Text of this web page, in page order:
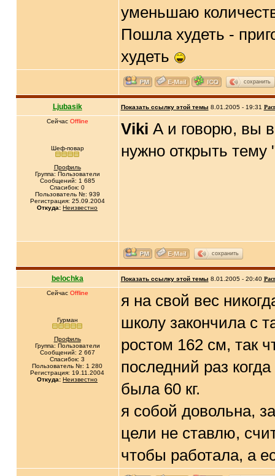
уменьшаю
Пошла худеть -
худеть
сохранить
Ljubasik Показать ссылку этой темы 8.01.2005 - 19:31
Сейчас Offline
Шеф-повар
Профиль
Группа: Пользователи
Сообщений: 1 685
Спасибок: 0
Пользователь №: 939
Регистрация: 25.09.2004
Откуда: Неизвестно
Viki А и говорю, вы
нужно открыть тему
сохранить
belochka Показать ссылку этой темы 8.01.2005 - 20:40
Сейчас Offline
Гурман
Профиль
Группа: Пользователи
Сообщений: 2 667
Спасибок: 3
Пользователь №: 1 280
Регистрация: 19.11.2004
Откуда: Неизвестно
я на свой вес
школу закончила с
ростом 162 см, так
последний раз
была 60 кг.
я собой довольна,
цели не ставлю,
чтобы работала, а